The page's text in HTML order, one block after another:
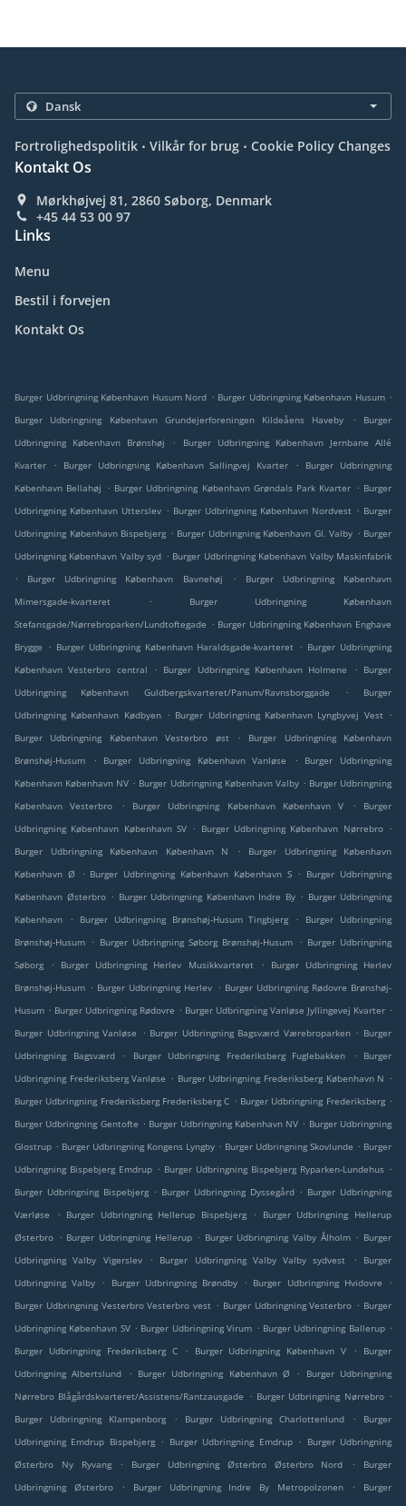
Fortrolighedspolitik . Vilkår for brug . Cookie Policy Changes
Kontakt Os
Mørkhøjvej 81, 2860 Søborg, Denmark
+45 44 53 00 97
Links
Menu
Bestil i forvejen
Kontakt Os
Burger Udbringning København Husum Nord . Burger Udbringning København Husum .
Burger Udbringning København Grundejerforeningen Kildeåens Haveby
.
Burger
Udbringning København Brønshøj
.
Burger Udbringning København Jernbane Allé
Kvarter
. Burger Udbringning København Sallingvej Kvarter .
Burger Udbringning
København Bellahøj
. Burger Udbringning København Grøndals Park Kvarter . Burger
Udbringning København Utterslev . Burger Udbringning København Nordvest . Burger
Udbringning København Bispebjerg . Burger Udbringning København Gl. Valby . Burger
Udbringning København Valby syd . Burger Udbringning København Valby Maskinfabrik
.
Burger Udbringning København Bavnehøj .
Burger Udbringning København
Mimersgade-kvarteret
.
Burger Udbringning København
Stefansgade/Nørrebroparken/Lundtoftegade . Burger Udbringning København Enghave
Brygge
. Burger Udbringning København Haraldsgade-kvarteret . Burger Udbringning
København Vesterbro central
. Burger Udbringning København Holmene . Burger
Udbringning København Guldbergskvarteret/Panum/Ravnsborggade
.
Burger
Udbringning København Kødbyen . Burger Udbringning København Lyngbyvej Vest .
Burger Udbringning København Vesterbro øst
.
Burger Udbringning København
Brønshøj-Husum
. Burger Udbringning København Vanløse .
Burger Udbringning
København København NV . Burger Udbringning København Valby . Burger Udbringning
København Vesterbro
. Burger Udbringning København København V .
Burger
Udbringning København København SV . Burger Udbringning København Nørrebro .
Burger Udbringning København København N
.
Burger Udbringning København
København Ø
. Burger Udbringning København København S . Burger Udbringning
København Østerbro . Burger Udbringning København Indre By . Burger Udbringning
København
. Burger Udbringning Brønshøj-Husum Tingbjerg .
Burger Udbringning
Brønshøj-Husum . Burger Udbringning Søborg Brønshøj-Husum . Burger Udbringning
Søborg
. Burger Udbringning Herlev Musikkvarteret .
Burger Udbringning Herlev
Brønshøj-Husum . Burger Udbringning Herlev . Burger Udbringning Rødovre Brønshøj-
Husum . Burger Udbringning Rødovre . Burger Udbringning Vanløse Jyllingevej Kvarter .
Burger Udbringning Vanløse
. Burger Udbringning Bagsværd Værebroparken . Burger
Udbringning Bagsværd
. Burger Udbringning Frederiksberg Fuglebakken .
Burger
Udbringning Frederiksberg Vanløse . Burger Udbringning Frederiksberg København N .
Burger Udbringning Frederiksberg Frederiksberg C . Burger Udbringning Frederiksberg .
Burger Udbringning Gentofte . Burger Udbringning København NV . Burger Udbringning
Glostrup . Burger Udbringning Kongens Lyngby . Burger Udbringning Skovlunde . Burger
Udbringning Bispebjerg Emdrup . Burger Udbringning Bispebjerg Ryparken-Lundehus .
Burger Udbringning Bispebjerg . Burger Udbringning Dyssegård . Burger Udbringning
Værløse
. Burger Udbringning Hellerup Bispebjerg .
Burger Udbringning Hellerup
Østerbro . Burger Udbringning Hellerup . Burger Udbringning Valby Ålholm . Burger
Udbringning Valby Vigerslev
. Burger Udbringning Valby Valby sydvest .
Burger
Udbringning Valby
. Burger Udbringning Brøndby . Burger Udbringning Hvidovre
.
Burger Udbringning Vesterbro Vesterbro vest . Burger Udbringning Vesterbro . Burger
Udbringning København SV . Burger Udbringning Virum . Burger Udbringning Ballerup .
Burger Udbringning Frederiksberg C
. Burger Udbringning København V .
Burger
Udbringning Albertslund
. Burger Udbringning København Ø .
Burger Udbringning
Nørrebro Blågårdskvarteret/Assistens/Rantzausgade
. Burger Udbringning Nørrebro .
Burger Udbringning Klampenborg
. Burger Udbringning Charlottenlund .
Burger
Udbringning Emdrup Bispebjerg . Burger Udbringning Emdrup . Burger Udbringning
Østerbro Ny Ryvang
. Burger Udbringning Østerbro Østerbro Nord .
Burger
Udbringning Østerbro
. Burger Udbringning Indre By Metropolzonen .
Burger